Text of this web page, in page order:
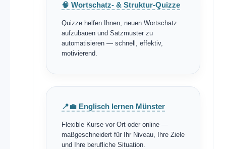
🧠 Wortschatz- & Struktur-Quizze
Quizze helfen Ihnen, neuen Wortschatz
aufzubauen und Satzmuster zu
automatisieren — schnell, effektiv,
motivierend.
📍💼 Englisch lernen Münster
Flexible Kurse vor Ort oder online —
maßgeschneidert für Ihr Niveau, Ihre Ziele
und Ihre berufliche Situation.